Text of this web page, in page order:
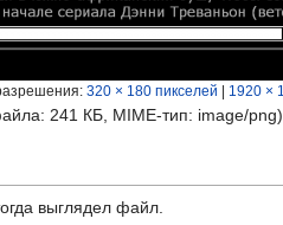
320 × 180 пикселей 1920 ×
241 КБ, MIME-тип: image/png)
выглядел файл.